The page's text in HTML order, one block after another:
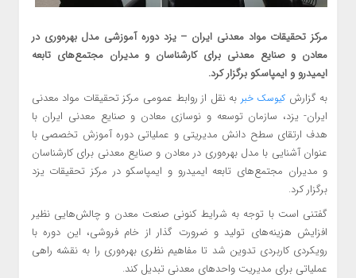
مرکز تحقیقات مواد معدنی ایران – یزد دوره آموزشی مدل بهره‌وری در
معادن و صنایع معدنی برای کارشناسان و مدیران مجتمع‌های تابعه
ایمیدرو و ایمپاسکو برگزار کرد.
به گزارش کیوسک خبر به نقل از روابط عمومی مرکز تحقیقات مواد معدنی
ایران- یزد، سازمان توسعه و نوسازی معادن و صنایع معدنی ایران با
هدف ارتقای سطح دانش مدیریتی و عملیاتی دوره آموزش تخصصی با
عنوان آشنایی با مدل بهره‌وری در معادن و صنایع معدنی برای کارشناسان
و مدیران مجتمع‌های تابعه ایمیدرو و ایمپاسکو در مرکز تحقیقات یزد
برگزار کرد.
گفتنی است با توجه به شرایط کنونی صنعت معدن و چالش‌هایی نظیر
افزایش هزینه‌های تولید و ضرورت گذار از خام فروشی، این دوره با
رویکردی کاربردی تدوین شد تا مفاهیم نظری بهره‌وری را به نقشه ‌راهی
عملیاتی برای مدیریت واحدهای معدنی تبدیل کند.